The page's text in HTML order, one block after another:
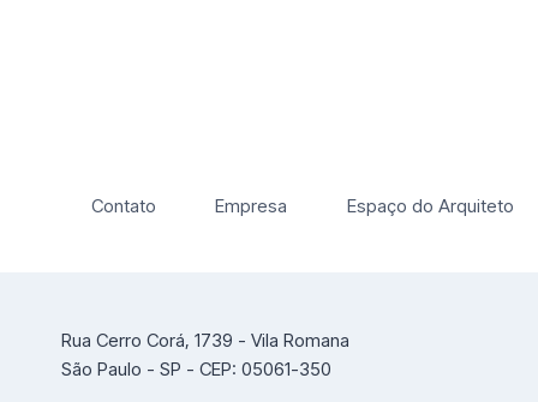
Contato Empresa Espaço do Arquiteto
Rua Cerro Corá, 1739 - Vila Romana
São Paulo - SP - CEP: 05061-350